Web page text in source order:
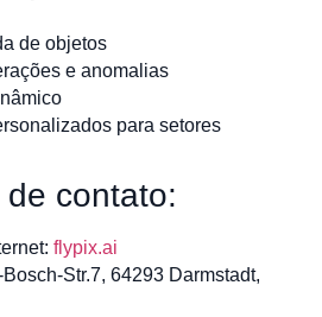
de objetos
e anomalias
para setores
contato:
flypix.ai
Str.7, 64293 Darmstadt,